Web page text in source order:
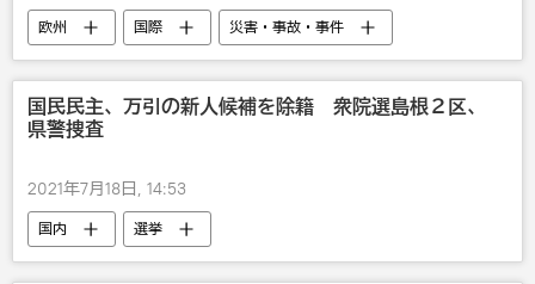
欧州 国際
災害・事故・事件
社会
ドイツ
国民民主、万引の新人候補を除籍 衆院選島根２区、
県警捜査
2021年7月18日, 14:53
国内 選挙